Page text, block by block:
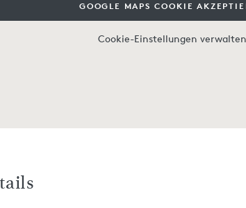
GOOGLE MAPS COOKIE
Cookie-Einstellungen verwalten